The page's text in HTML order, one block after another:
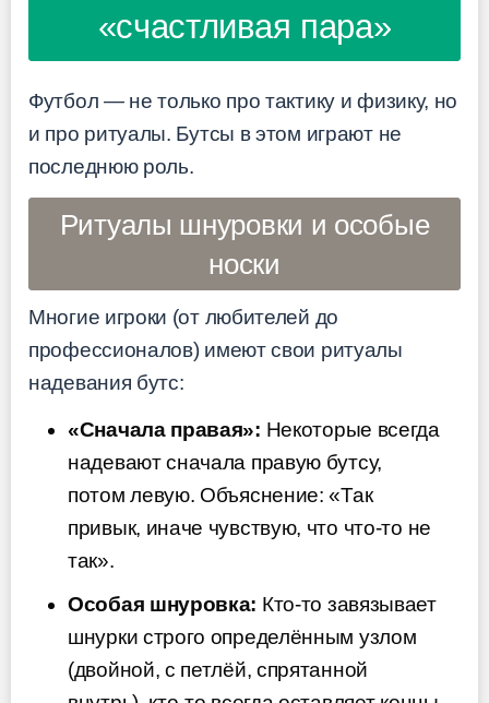
«счастливая пара»
Футбол — не только про тактику и физику, но
и про ритуалы. Бутсы в этом играют не
последнюю роль.
Ритуалы шнуровки и особые
носки
Многие игроки (от любителей до
профессионалов) имеют свои ритуалы
надевания бутс:
«Сначала правая»: Некоторые всегда
надевают сначала правую бутсу,
потом левую. Объяснение: «Так
привык, иначе чувствую, что что-то не
так».
Особая шнуровка: Кто-то завязывает
шнурки строго определённым узлом
(двойной, с петлёй, спрятанной